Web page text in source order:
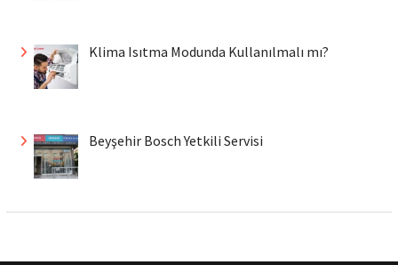
Klima Isıtma Modunda Kullanılmalı mı?
Beyşehir Bosch Yetkili Servisi